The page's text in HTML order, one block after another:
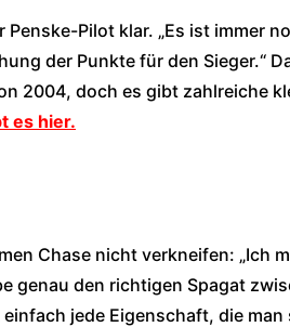
Pilot klar. „Es ist immer
der Punkte für den Sieger.“
2004, doch es gibt zahlreiche
es hier.
Chase nicht verkneifen: „Ich
genau den richtigen Spagat
jede Eigenschaft, die man